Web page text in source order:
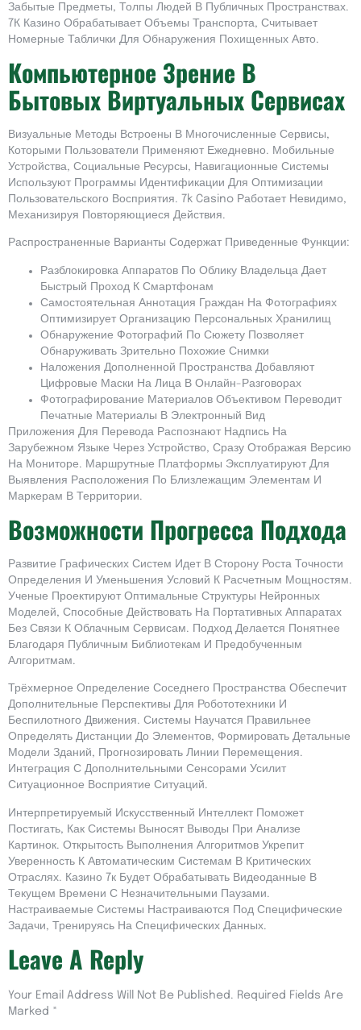
Забытые Предметы, Толпы Людей В Публичных Пространствах.
7К Казино Обрабатывает Объемы Транспорта, Считывает
Номерные Таблички Для Обнаружения Похищенных Авто.
Компьютерное Зрение В
Бытовых Виртуальных Сервисах
Визуальные Методы Встроены В Многочисленные Сервисы,
Которыми Пользователи Применяют Ежедневно. Мобильные
Устройства, Социальные Ресурсы, Навигационные Системы
Используют Программы Идентификации Для Оптимизации
Пользовательского Восприятия. 7k Casino Работает Невидимо,
Механизируя Повторяющиеся Действия.
Распространенные Варианты Содержат Приведенные Функции:
Разблокировка Аппаратов По Облику Владельца Дает
Быстрый Проход К Смартфонам
Самостоятельная Аннотация Граждан На Фотографиях
Оптимизирует Организацию Персональных Хранилищ
Обнаружение Фотографий По Сюжету Позволяет
Обнаруживать Зрительно Похожие Снимки
Наложения Дополненной Пространства Добавляют
Цифровые Маски На Лица В Онлайн-Разговорах
Фотографирование Материалов Объективом Переводит
Печатные Материалы В Электронный Вид
Приложения Для Перевода Распознают Надпись На
Зарубежном Языке Через Устройство, Сразу Отображая Версию
На Мониторе. Маршрутные Платформы Эксплуатируют Для
Выявления Расположения По Близлежащим Элементам И
Маркерам В Территории.
Возможности Прогресса Подхода
Развитие Графических Систем Идет В Сторону Роста Точности
Определения И Уменьшения Условий К Расчетным Мощностям.
Ученые Проектируют Оптимальные Структуры Нейронных
Моделей, Способные Действовать На Портативных Аппаратах
Без Связи К Облачным Сервисам. Подход Делается Понятнее
Благодаря Публичным Библиотекам И Предобученным
Алгоритмам.
Трёхмерное Определение Соседнего Пространства Обеспечит
Дополнительные Перспективы Для Робототехники И
Беспилотного Движения. Системы Научатся Правильнее
Определять Дистанции До Элементов, Формировать Детальные
Модели Зданий, Прогнозировать Линии Перемещения.
Интеграция С Дополнительными Сенсорами Усилит
Ситуационное Восприятие Ситуаций.
Интерпретируемый Искусственный Интеллект Поможет
Постигать, Как Системы Выносят Выводы При Анализе
Картинок. Открытость Выполнения Алгоритмов Укрепит
Уверенность К Автоматическим Системам В Критических
Отраслях. Казино 7к Будет Обрабатывать Видеоданные В
Текущем Времени С Незначительными Паузами.
Настраиваемые Системы Настраиваются Под Специфические
Задачи, Тренируясь На Специфических Данных.
Leave A Reply
Your Email Address Will Not Be Published. Required Fields Are
Marked *